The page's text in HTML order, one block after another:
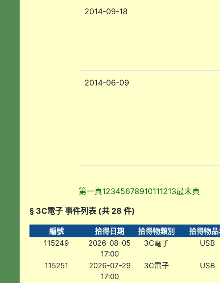
2014-09-18
2014-06-09
第一頁12345678910111213最末頁
§ 3C電子 事件列表 (共 28 件)
編號 拾得日期 拾得物類別
拾得物
115249
2026-08-05
17:00
3C電子 USB
115251
2026-07-29
17:00
3C電子 USB